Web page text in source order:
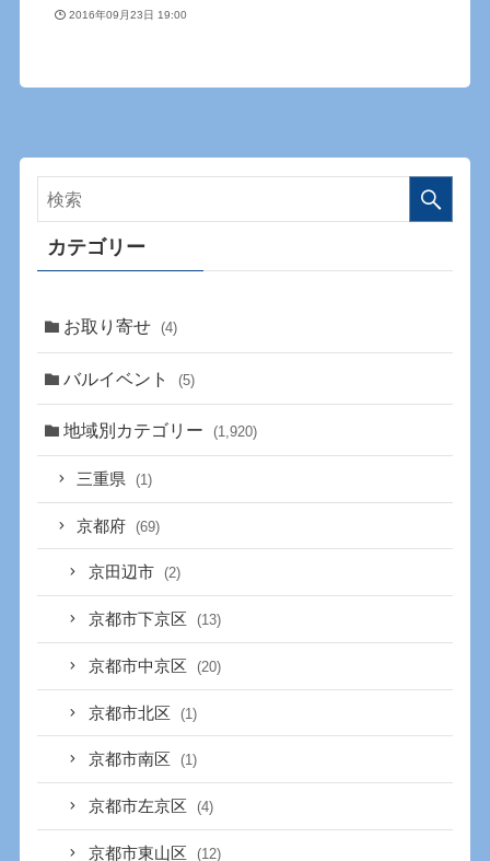
2016年09月23日 19:00
カテゴリー
お取り寄せ (4)
バルイベント (5)
地域別カテゴリー (1,920)
三重県 (1)
京都府 (69)
京田辺市 (2)
京都市下京区 (13)
京都市中京区 (20)
京都市北区 (1)
京都市南区 (1)
京都市左京区 (4)
京都市東山区 (12)